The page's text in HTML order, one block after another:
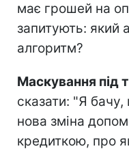
має грошей на
запитують: який
алгоритм?
Маскування під
сказати: "Я
нова зміна
кредиткою, про